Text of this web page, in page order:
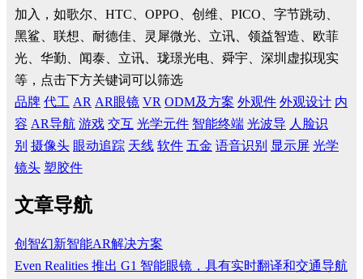
加入，如歌尔、HTC、OPPO、创维、PICO、字节跳动、
黑鲨、联想、耐德佳、灵犀微光、立讯、领益智造、欧菲
光、华勤、闻泰、立讯、珑璟光电、舜宇、深圳虚拟现实
等，点击下方关键词可以筛选
品牌 代工 AR AR眼镜 VR ODM及方案 外观件 外观设计 内
容 AR导航 游戏 交互 光学元件 智能终端 光波导 人脸识
别 摄像头 眼动追踪 天线 软件 五金 语音识别 显示屏 光学
镜头 塑胶件
文章导航
创智幻新智能AR解决方案
Even Realities 推出 G1 智能眼镜，具有实时翻译和交通导航